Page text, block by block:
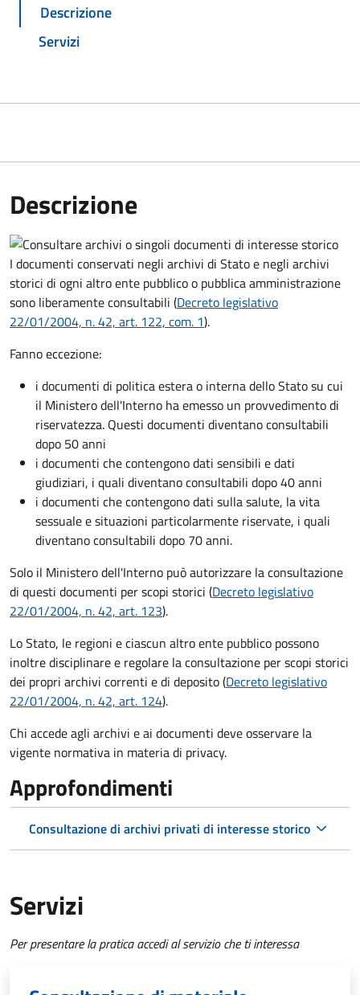
Descrizione
Servizi
Descrizione
I documenti conservati negli archivi di Stato e negli archivi
storici di ogni altro ente pubblico o pubblica amministrazione
sono liberamente consultabili (Decreto legislativo
22/01/2004, n. 42, art. 122, com. 1).
Fanno eccezione:
i documenti di politica estera o interna dello Stato su cui
il Ministero dell'Interno ha emesso un provvedimento di
riservatezza. Questi documenti diventano consultabili
dopo 50 anni
i documenti che contengono dati sensibili e dati
giudiziari, i quali diventano consultabili dopo 40 anni
i documenti che contengono dati sulla salute, la vita
sessuale e situazioni particolarmente riservate, i quali
diventano consultabili dopo 70 anni.
Solo il Ministero dell'Interno può autorizzare la consultazione
di questi documenti per scopi storici (Decreto legislativo
22/01/2004, n. 42, art. 123).
Lo Stato, le regioni e ciascun altro ente pubblico possono
inoltre disciplinare e regolare la consultazione per scopi storici
dei propri archivi correnti e di deposito (Decreto legislativo
22/01/2004, n. 42, art. 124).
Chi accede agli archivi e ai documenti deve osservare la
vigente normativa in materia di privacy.
Approfondimenti
Consultazione di archivi privati di interesse storico
Servizi
Per presentare la pratica accedi al servizio che ti interessa